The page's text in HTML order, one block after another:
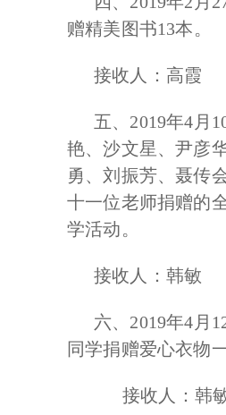
赠精美图书13本。
接收人：高霞
五、2019年4月
艳、沙文星、尹彦
勇、刘振芳、聂传
十一位老师捐赠的
学活动。
接收人：韩敏
六、2019年4月
同学捐赠爱心衣物一
接收人：韩